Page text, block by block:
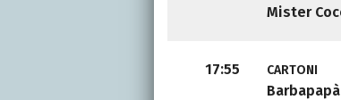
Mister
17:55 CARTONI